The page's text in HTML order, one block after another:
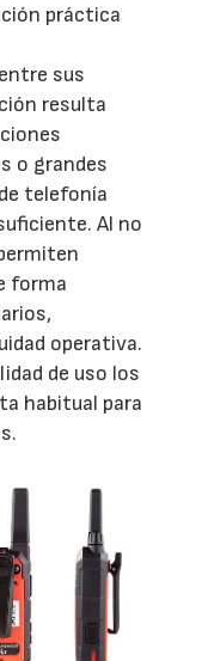
práctica
sus
resulta
o grandes
telefonía
Al no
forma
operativa.
de uso los
habitual para